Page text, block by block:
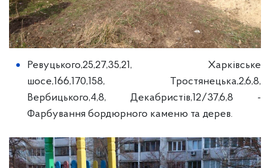
Ревуцького,25,27,35,21, Харківське
шосе,166,170,158, Тростянецька,2,6,8,
Вербицького,4,8, Декабристів,12/37,6,8 -
Фарбування бордюрного каменю та дерев.